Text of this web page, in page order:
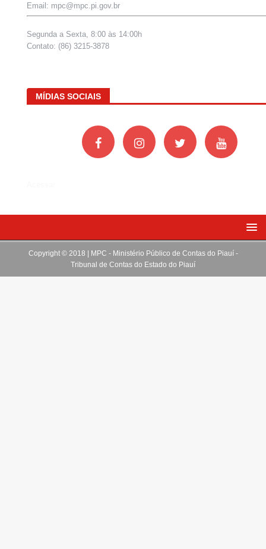
Email: mpc@mpc.pi.gov.br
Segunda a Sexta, 8:00 às 14:00h
Contato: (86) 3215-3878
MÍDIAS SOCIAIS
Copyright © 2018 | MPC - Ministério Público de Contas do Piauí -
Tribunal de Contas do Estado do Piauí